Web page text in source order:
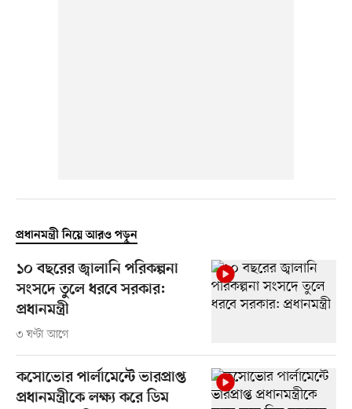
প্রধানমন্ত্রী নিয়ে আরও পড়ুন
১০ বছরের জ্বালানি পরিকল্পনা
সংসদে তুলে ধরবে সরকার:
প্রধানমন্ত্রী
৩ ঘণ্টা আগে
কসোভোর পার্লামেন্টে ভারপ্রাপ্ত
প্রধানমন্ত্রীকে লক্ষ্য করে ডিম